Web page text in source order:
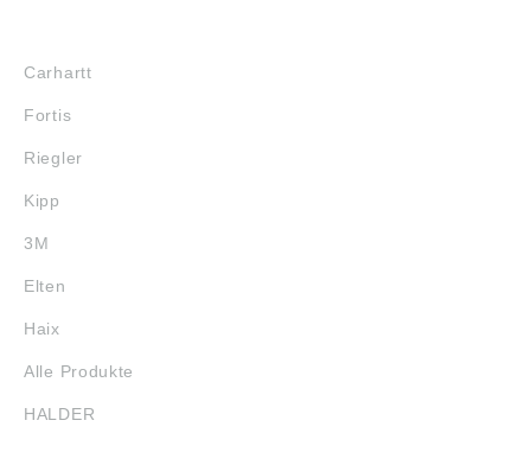
Carhartt
Fortis
Riegler
Kipp
3M
Elten
Haix
Alle Produkte
HALDER